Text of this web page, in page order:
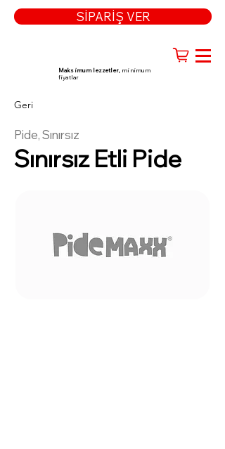
SİPARİŞ VER
Maksimum lezzetler, minimum
fiyatlar
Geri
Pide, Sınırsız
Sınırsız Etli Pide